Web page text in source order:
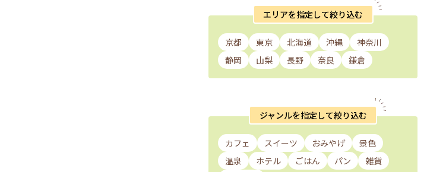
エリアを指定して絞り込む
京都 東京 北海道 沖縄
神奈川
静岡
山梨 長野 奈良 鎌倉
ジャンルを指定して絞り込む
カフェ スイーツ おみやげ
景色
温泉
ホテル ごはん パン
雑貨